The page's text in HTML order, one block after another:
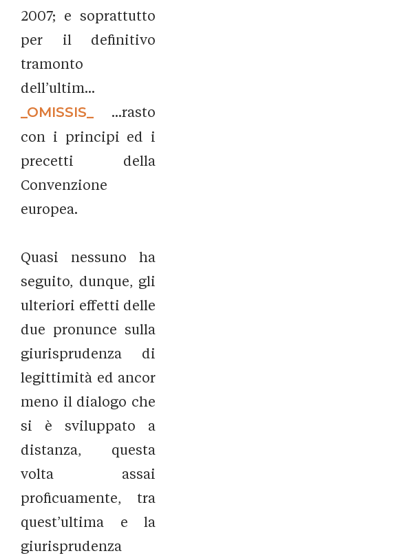
2007; e soprattutto
per il definitivo
tramonto
dell’ultim...
_OMISSIS_
...rasto
con i principi ed i
precetti della
Convenzione
europea.
Quasi nessuno ha
seguito, dunque, gli
ulteriori effetti delle
due pronunce sulla
giurisprudenza di
legittimità ed ancor
meno il dialogo che
si è sviluppato a
distanza, questa
volta assai
proficuamente, tra
quest’ultima e la
giurisprudenza